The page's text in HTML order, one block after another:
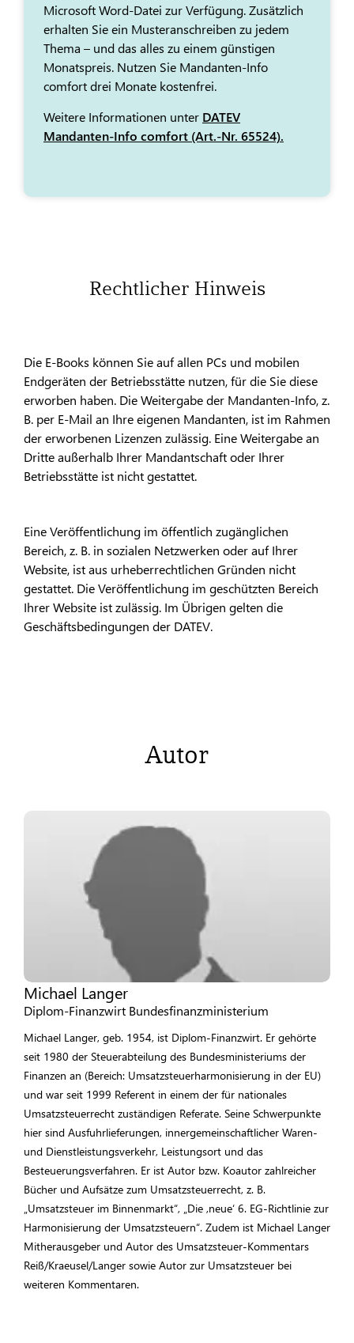
Microsoft Word-Datei zur Verfügung. Zusätzlich
erhalten Sie ein Musteranschreiben zu jedem
Thema – und das alles zu einem günstigen
Monatspreis. Nutzen Sie Mandanten-Info
comfort drei Monate kostenfrei.
Weitere Informationen unter DATEV
Mandanten-Info comfort (Art.-Nr. 65524).
Rechtlicher Hinweis
Die E-Books können Sie auf allen PCs und mobilen
Endgeräten der Betriebsstätte nutzen, für die Sie diese
erworben haben. Die Weitergabe der Mandanten-Info, z.
B. per E-Mail an Ihre eigenen Mandanten, ist im Rahmen
der erworbenen Lizenzen zulässig. Eine Weitergabe an
Dritte außerhalb Ihrer Mandantschaft oder Ihrer
Betriebsstätte ist nicht gestattet.
Eine Veröffentlichung im öffentlich zugänglichen
Bereich, z. B. in sozialen Netzwerken oder auf Ihrer
Website, ist aus urheberrechtlichen Gründen nicht
gestattet. Die Veröffentlichung im geschützten Bereich
Ihrer Website ist zulässig. Im Übrigen gelten die
Geschäftsbedingungen der DATEV.
Autor
Michael Langer
Diplom-Finanzwirt Bundesfinanzministerium
Michael Langer, geb. 1954, ist Diplom-Finanzwirt. Er gehörte
seit 1980 der Steuer­abteilung des Bundesministeriums der
Finanzen an (Bereich: Umsatzsteuer­harmonisierung in der EU)
und war seit 1999 Referent in einem der für nationales
Umsatzsteuerrecht zuständigen Referate. Seine Schwerpunkte
hier sind Ausfuhrlieferungen, innergemeinschaftlicher Waren-
und Dienstleistungsverkehr, Leistungsort und das
Besteuerungsverfahren. Er ist Autor bzw. Koautor zahlreicher
Bücher und Aufsätze zum Umsatzsteuerrecht, z. B.
„Umsatzsteuer im Binnenmarkt“, „Die ,neue‘ 6. EG-Richtlinie zur
Harmonisierung der Umsatzsteuern“. Zudem ist Michael Langer
Mitherausgeber und Autor des Umsatzsteuer-Kommentars
Reiß/Kraeusel/Langer sowie Autor zur Umsatzsteuer bei
weiteren Kommentaren.